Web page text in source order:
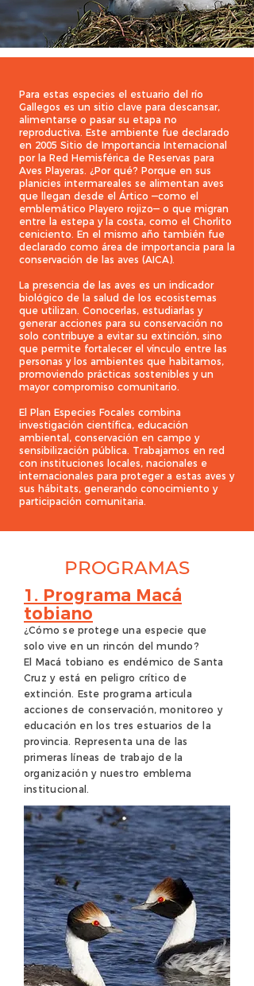
Para estas especies el estuario del río
Gallegos es un sitio clave para descansar,
alimentarse o pasar su etapa no
reproductiva. Este ambiente fue declarado
en 2005 Sitio de Importancia Internacional
por la Red Hemisférica de Reservas para
Aves Playeras. ¿Por qué? Porque en sus
planicies intermareales se alimentan aves
que llegan desde el Ártico —como el
emblemático Playero rojizo— o que migran
entre la estepa y la costa, como el Chorlito
ceniciento. En el mismo año también fue
declarado como área de importancia para la
conservación de las aves (AICA).
La presencia de las aves es un indicador
biológico de la salud de los ecosistemas
que utilizan. Conocerlas, estudiarlas y
generar acciones para su conservación no
solo contribuye a evitar su extinción, sino
que permite fortalecer el vínculo entre las
personas y los ambientes que habitamos,
promoviendo prácticas sostenibles y un
mayor compromiso comunitario.
El Plan Especies Focales combina
investigación científica, educación
ambiental, conservación en campo y
sensibilización pública. Trabajamos en red
con instituciones locales, nacionales e
internacionales para proteger a estas aves y
sus hábitats, generando conocimiento y
participación comunitaria.
PROGRAMAS
1. Programa Macá
tobiano
¿Cómo se protege una especie que
solo vive en un rincón del mundo?
El Macá tobiano es endémico de Santa
Cruz y está en peligro crítico de
extinción. Este programa articula
acciones de conservación, monitoreo y
educación en los tres estuarios de la
provincia. Representa una de las
primeras líneas de trabajo de la
organización y nuestro emblema
institucional.